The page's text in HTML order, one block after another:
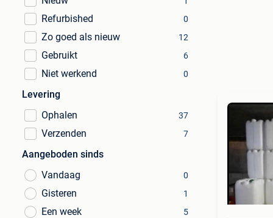
Refurbished 0
Zo goed als nieuw 12
Gebruikt 6
Niet werkend 0
Levering
Ophalen
37
Verzenden 7
Aangeboden sinds
Vandaag
0
Gisteren 1
Een week 5